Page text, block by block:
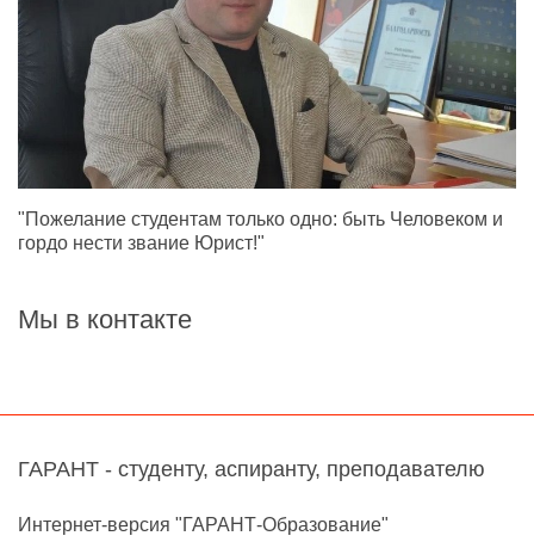
"Пожелание студентам только одно: быть Человеком и
гордо нести звание Юрист!"
Мы в контакте
ГАРАНТ - студенту, аспиранту, преподавателю
Интернет-версия "ГАРАНТ-Образование"